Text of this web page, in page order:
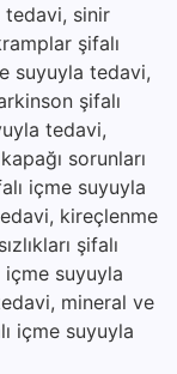
tedavi, sinir
şifalı
suyuyla tedavi,
şifalı
tedavi,
sorunları
içme suyuyla
kireçlenme
şifalı
suyuyla
mineral ve
içme suyuyla